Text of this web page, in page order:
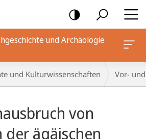
und Archäologie
und Kulturwissenschaften Vor-
von
der ägäischen